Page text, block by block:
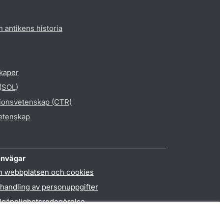
antikens historia
(CTR)
webbplatsen och cookies
av personuppgifter